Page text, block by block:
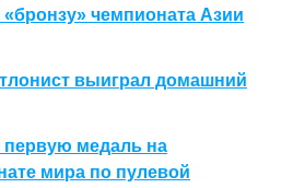
«бронзу» чемпионата Азии
выиграл домашний
первую медаль на
мира по пулевой